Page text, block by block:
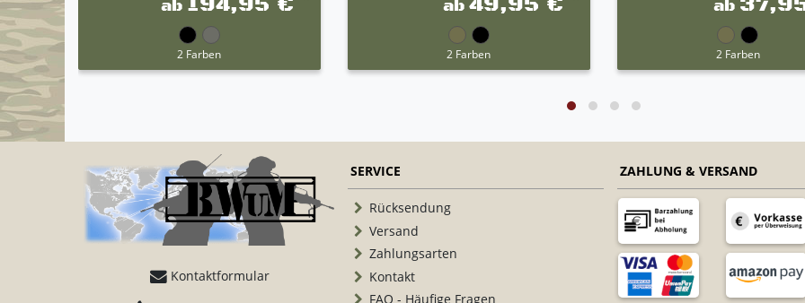
ab
2 Farben
ab
2 Farben
ab
2 Farben
Kontaktformular
SERVICE
Rücksendung
Versand
Zahlungsarten
Kontakt
FAQ - Häufige Fragen
ZAHLUNG & VERSAND